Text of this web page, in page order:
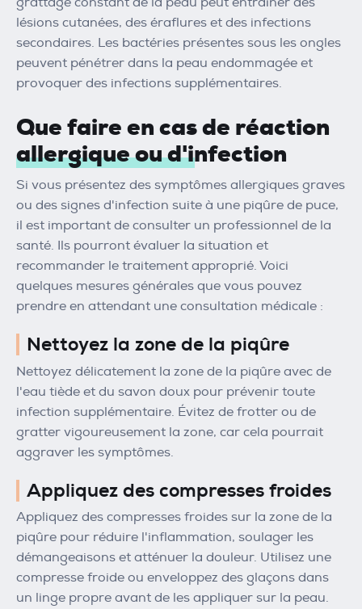
lésions cutanées, des éraflures et des infections
secondaires. Les bactéries présentes sous les ongles
peuvent pénétrer dans la peau endommagée et
provoquer des infections supplémentaires.
Que faire en cas de réaction
allergique ou d'infection
Si vous présentez des symptômes allergiques graves
ou des signes d'infection suite à une piqûre de puce,
il est important de consulter un professionnel de la
santé. Ils pourront évaluer la situation et
recommander le traitement approprié. Voici
quelques mesures générales que vous pouvez
prendre en attendant une consultation médicale :
Nettoyez la zone de la piqûre
Nettoyez délicatement la zone de la piqûre avec de
l'eau tiède et du savon doux pour prévenir toute
infection supplémentaire. Évitez de frotter ou de
gratter vigoureusement la zone, car cela pourrait
aggraver les symptômes.
Appliquez des compresses froides
Appliquez des compresses froides sur la zone de la
piqûre pour réduire l'inflammation, soulager les
démangeaisons et atténuer la douleur. Utilisez une
compresse froide ou enveloppez des glaçons dans
un linge propre avant de les appliquer sur la peau.